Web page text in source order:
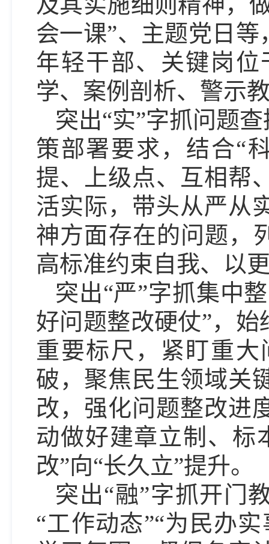
会一课”、主题党日
年轻干部、关键岗
学、案例剖析、警示
突出“实”字抓问题
策部署要求，结合“
提、上级点、互相帮
活实际，带头从严从
神方面存在的问题，
高标准约束自我、以
突出“严”字抓集中
好问题整改硬仗”，
重要标尺，紧盯重
破，聚焦民生领域关
改，强化问题整改进
动做好建章立制、标
改”向“长久立”提升。
突出“融”字抓开门
“工作动态”“为民办